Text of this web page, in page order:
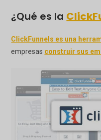
¿Qué es la
ClickFunnels es una
empresas construir sus